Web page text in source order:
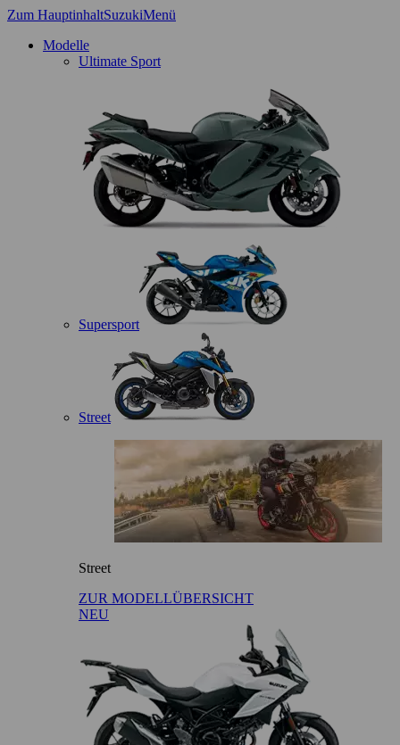
Zum HauptinhaltSuzukiMenü
Modelle
Ultimate Sport
Supersport
Street
Street
ZUR MODELLÜBERSICHT
NEU